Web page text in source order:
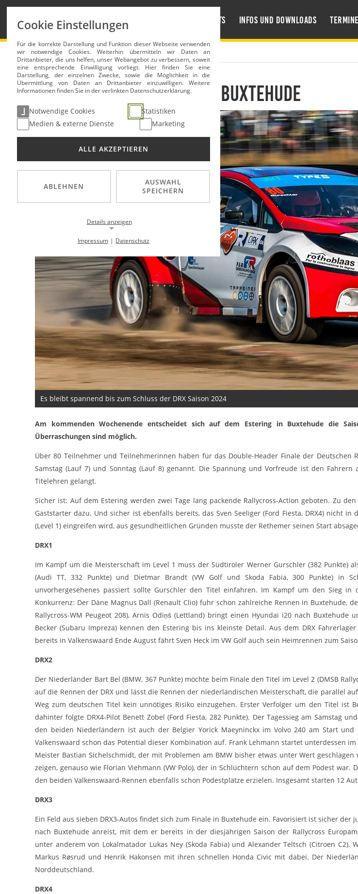
Reglements Infos und Downloads Termine
Deutsche Rallycross Meisterschaft DRX News
Titel Entscheidungen in Buxtehude
02. Okt 2024
Es bleibt spannend bis zum Schluss der DRX Saison 2024
Am kommenden Wochenende entscheidet sich auf dem Estering in Buxtehude die
Überraschungen sind möglich.
Über 80 Teilnehmer und Teilnehmerinnen haben für das Double-Header Finale der Deutschen
Samstag (Lauf 7) und Sonntag (Lauf 8) genannt. Die Spannung und Vorfreude ist den
Titelehren gelangt.
Sicher ist: Auf dem Estering werden zwei Tage lang packende Rallycross-Action geboten. Zu
Gaststarter dazu. Und sicher ist ebenfalls bereits, das Sven Seeliger (Ford Fiesta, DRX4) nicht
(Level 1) eingreifen wird, aus gesundheitlichen Gründen musste der Rethemer seinen Start
DRX1
Im Kampf um die Meisterschaft im Level 1 muss der Südtiroler Werner Gurschler (382 Punkte)
(Audi TT, 332 Punkte) und Dietmar Brandt (VW Golf und Skoda Fabia, 300 Punkte) in
unvorhergesehenes passiert sollte Gurschler den Titel einfahren. Im Kampf um den Sieg in
Konkurrenz: Der Däne Magnus Dall (Renault Clio) fuhr schon zahlreiche Rennen in Buxtehude,
Rallycross-WM Peugeot 208), Arnis Odiņš (Lettland) bringt einen Hyundai i20 nach Buxtehude
Becker (Subaru Impreza) kennen den Estering bis ins kleinste Detail. Aus dem DRX
bereits in Valkenswaard Ende August fährt Sven Heck im VW Golf auch sein Heimrennen zum
DRX2
Der Niederländer Bart Bel (BMW, 367 Punkte) möchte beim Finale den Titel im Level 2 (DMSB
auf die Rennen der DRX und lässt die Rennen der niederländischen Meisterschaft, die parallel
Weg zum deutschen Titel kein unnötiges Risiko einzugehen. Erster Verfolger um den Titel ist
dahinter folgte DRX4-Pilot Benett Zobel (Ford Fiesta, 282 Punkte). Der Tagessieg am Samstag
den beiden Niederländern ist auch der Belgier Yorick Maeyninckx im Volvo 240 am Start
Valkenswaard schon das Potential dieser Kombination auf. Frank Lehmann startet unterdessen
Meister Bastian Sichelschmidt, der mit Problemen am BMW bisher etwas unter Wert
zeigen, genauso wie Florian Viehmann (VW Polo), der in Schlüchtern schon auf dem Podest war.
den beiden Valkenswaard-Rennen ebenfalls schon Podestplätze erzielen. Insgesamt starten 12
DRX3
Ein Feld aus sieben DRX3-Autos findet sich zum Finale in Buxtehude ein. Favorisiert ist sicher der
nach Buxtehude anreist, mit dem er bereits in der diesjährigen Saison der Rallycross
unter anderem von Lokalmatador Lukas Ney (Skoda Fabia) und Alexander Teltsch (Citroen
Markus Røsrud und Henrik Hakonsen mit ihren schnellen Honda Civic mit dabei. Der
Norddeutschland.
DRX4
Cookie Einstellungen
Für die korrekte Darstellung und Funktion dieser Webseite verwenden
wir notwendige Cookies. Weiterhin übermitteln wir Daten an
Drittanbieter, die uns helfen, unser Webangebot zu verbessern, soweit
eine entsprechende Einwilligung vorliegt. Hier finden Sie eine
Darstellung, der einzelnen Zwecke, sowie die Möglichkeit in die
Übermittlung von Daten an Drittanbieter einzuwilligen. Weitere
Informationen finden Sie in der verlinkten Datenschutzerklärung.
Notwendige Cookies
Statistiken
Medien & externe Dienste
Marketing
ALLE AKZEPTIEREN
ABLEHNEN
AUSWAHL
SPEICHERN
Details anzeigen
Notwendige Cookies ermöglichen die Kernfunktionalität einer
Website. Sie helfen dabei, die Website nutzbar zu machen, indem sie
grundlegende Funktionen ermöglichen. Ohne diese Cookies kann die
Website nicht richtig funktionieren.
Background Image
gw-cookie-bgimage
Anbieter: DMSB
Zweck:
Dieser Cookie speichert Informationen zu
verwendeten Hintergrundbildern der
Cookie Laufzeit: 24 Stunden
Cookie Consent
Name: cookie_consent
DMSB
Zweck:
Dieser Cookie speichert die gewählten
Cookie-Einstellungen.
Cookie Laufzeit: 12 Monate
Statistiken
einzelne Besucher persönlich identifiziert werden können.
Google Analytics
_gat, _ga, _gid
Anbieter: Google LLC
Diese Cookies dienen zur Erhebung von
Medien & externe Dienste
Um Inhalte von Videoplattformen und weiteren externen
Diensten anzeigen zu können, werden von diesen ggf. Cookies
gesetzt. Die Einbindung kann bei Bedarf einzeln aktiviert werden.
YouTube
Google LLC
Google Maps
Google LLC
Zweck:
Cookies, die ggf. zur Einbettung und
Impressum | Datenschutz